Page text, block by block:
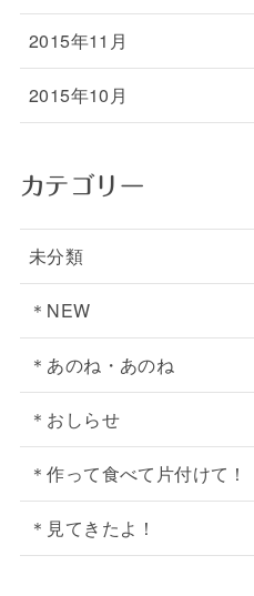
2015年11月
2015年10月
カテゴリー
未分類
＊NEW
＊あのね・あのね
＊おしらせ
＊作って食べて片付けて！
＊見てきたよ！